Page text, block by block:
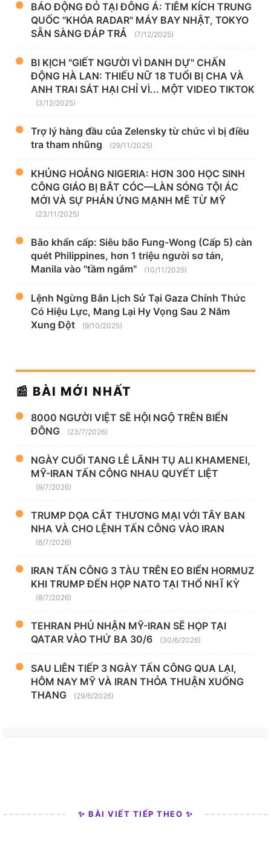
BÁO ĐỘNG ĐỎ TẠI ĐÔNG Á: TIÊM KÍCH TRUNG
QUỐC "KHÓA RADAR" MÁY BAY NHẬT, TOKYO
SẴN SÀNG ĐÁP TRẢ
(7/12/2025)
BI KỊCH "GIẾT NGƯỜI VÌ DANH DỰ" CHẤN
ĐỘNG HÀ LAN: THIẾU NỮ 18 TUỔI BỊ CHA VÀ
ANH TRAI SÁT HẠI CHỈ VÌ... MỘT VIDEO TIKTOK
(3/12/2025)
Trợ lý hàng đầu của Zelensky từ chức vì bị điều
tra tham nhũng
(29/11/2025)
KHỦNG HOẢNG NIGERIA: HƠN 300 HỌC SINH
CÔNG GIÁO BỊ BẮT CÓC—LÀN SÓNG TỘI ÁC
MỚI VÀ SỰ PHẢN ỨNG MẠNH MẼ TỪ MỸ
(23/11/2025)
Bão khẩn cấp: Siêu bão Fung-Wong (Cấp 5) càn
quét Philippines, hơn 1 triệu người sơ tán,
Manila vào "tầm ngắm"
(10/11/2025)
Lệnh Ngừng Bắn Lịch Sử Tại Gaza Chính Thức
Có Hiệu Lực, Mang Lại Hy Vọng Sau 2 Năm
Xung Đột
(9/10/2025)
📰 BÀI MỚI NHẤT
8000 NGƯỜI VIỆT SẼ HỘI NGỘ TRÊN BIỂN
ĐÔNG
(23/7/2026)
NGÀY CUỐI TANG LỄ LÃNH TỤ ALI KHAMENEI,
MỸ-IRAN TẤN CÔNG NHAU QUYẾT LIỆT
(9/7/2026)
TRUMP DỌA CẮT THƯƠNG MẠI VỚI TÂY BAN
NHA VÀ CHO LỆNH TẤN CÔNG VÀO IRAN
(8/7/2026)
IRAN TẤN CÔNG 3 TÀU TRÊN EO BIỂN HORMUZ
KHI TRUMP ĐẾN HỌP NATO TẠI THỔ NHĨ KỲ
(8/7/2026)
TEHRAN PHỦ NHẬN MỸ-IRAN SẼ HỌP TẠI
QATAR VÀO THỨ BA 30/6
(30/6/2026)
SAU LIÊN TIẾP 3 NGÀY TẤN CÔNG QUA LẠI,
HÔM NAY MỸ VÀ IRAN THỎA THUẬN XUỐNG
THANG
(29/6/2026)
✨ BÀI VIẾT TIẾP THEO ✨